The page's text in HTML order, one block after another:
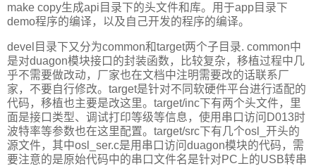
make copy生成api目录下的头文件和库。用于app目录下
demo程序的编译，以及自己开发的程序的编译。
devel目录下又分为common和target两个子目录. common中
是对duagon模块接口的封装函数，比较复杂，移植过程中几
乎不需要做改动，厂家也在文档中注明需要改的话联系厂
家，不要自行修改。target是针对不同软硬件平台进行适配的
代码，移植也主要是改这里。target/inc下有两个头文件，里
面是接口类型、调试打印等级等信息，使用串口访问D013时
波特率等参数也在这里配置。target/src下有几个osl_开头的
源文件，其中osl_ser.c是用串口访问duagon模块的代码，需
要注意的是原始代码中的串口文件名是针对PC上的USB转串